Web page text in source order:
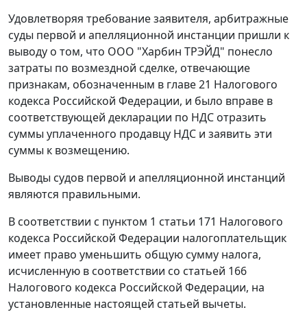
Удовлетворяя требование заявителя, арбитражные
суды первой и апелляционной инстанции пришли к
выводу о том, что ООО "Харбин ТРЭЙД" понесло
затраты по возмездной сделке, отвечающие
признакам, обозначенным в главе 21 Налогового
кодекса Российской Федерации, и было вправе в
соответствующей декларации по НДС отразить
суммы уплаченного продавцу НДС и заявить эти
суммы к возмещению.
Выводы судов первой и апелляционной инстанций
являются правильными.
В соответствии с пунктом 1 статьи 171 Налогового
кодекса Российской Федерации налогоплательщик
имеет право уменьшить общую сумму налога,
исчисленную в соответствии со статьей 166
Налогового кодекса Российской Федерации, на
установленные настоящей статьей вычеты.